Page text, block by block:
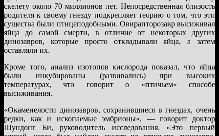
скелету около 70 миллионов лет. Непосредственная близость
родителя к своему гнезду подкрепляет теорию о том, что эти
существа были птицеподобными. Овирапторозавр высиживал
яйца до самой смерти, в отличие от некоторых других
динозавров, которые просто откладывали яйца, а затем
оставляли их.
Кроме того, анализ изотопов кислорода показал, что яйца
были инкубированы (развивались) при высоких
температурах, что говорит о «птичьем» способе
высиживания.
«Окаменелости динозавров, сохранившиеся в гнездах, очень
редки, как и ископаемые эмбрионы», — говорит доктор
Шундонг Би, руководитель исследования. «Это первый